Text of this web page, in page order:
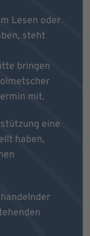
Lesen oder
steht
bringen
mit.
eine
haben,